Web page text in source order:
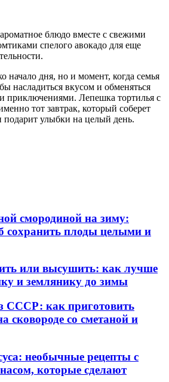
блюдо вместе с свежими
спелого авокадо для еще
начало дня, но и момент, когда семья
насладиться вкусом и обменяться
приключениями. Лепешка тортилья с
тот завтрак, который соберет
подарит улыбки на целый день.
смородиной на зиму:
сохранить плоды целыми и
или высушить: как лучше
и землянику до зимы
СССР: как приготовить
сковороде со сметаной и
необычные рецепты с
которые сделают